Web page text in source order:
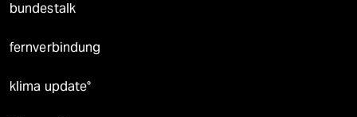
bundestalk
fernverbindung
klima update°